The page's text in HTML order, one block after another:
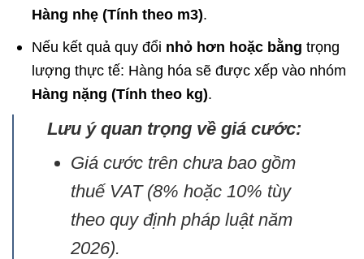
Hàng nhẹ (Tính theo m3).
Nếu kết quả quy đổi nhỏ hơn hoặc bằng trọng
lượng thực tế: Hàng hóa sẽ được xếp vào nhóm
Hàng nặng (Tính theo kg).
Lưu ý quan trọng về giá cước:
Giá cước trên chưa bao gồm
thuế VAT (8% hoặc 10% tùy
theo quy định pháp luật năm
2026).